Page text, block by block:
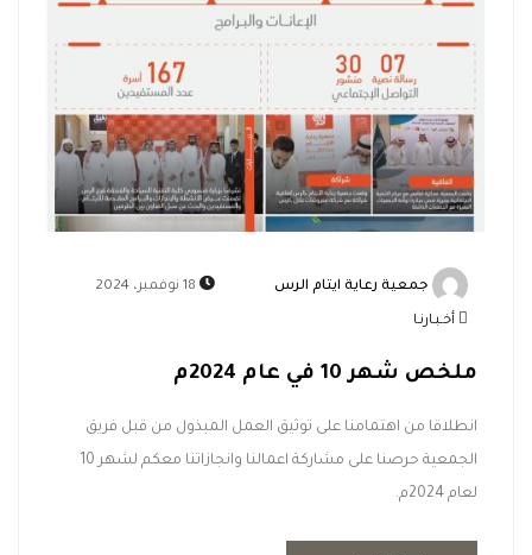
جمعية رعاية ايتام الرس
أخـبـارنـا
ملخص شهر 10 في عام 2024م
انطلاقا من اهتمامنا على توثيق العمل المبذول من قبل فريق
الجمعية حرصنا على مشاركة اعمالنا وانجازاتنا معكم لشهر 10
لعام 2024م.